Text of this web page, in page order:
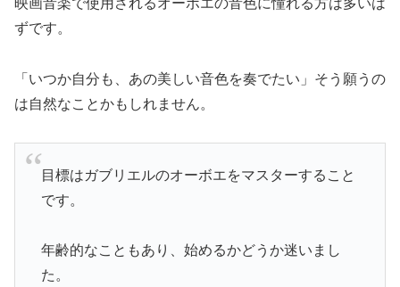
映画音楽で使用されるオーボエの音色に憧れる方は多いは
ずです。
「いつか自分も、あの美しい音色を奏でたい」そう願うの
は自然なことかもしれません。
目標はガブリエルのオーボエをマスターすること
です。
年齢的なこともあり、始めるかどうか迷いまし
た。